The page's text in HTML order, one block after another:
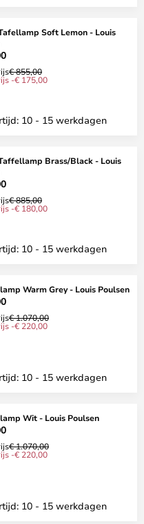
Soft Lemon - Louis
€ 855,00
-€ 175,00
10 - 15 werkdagen
Brass/Black - Louis
€ 885,00
-€ 180,00
10 - 15 werkdagen
Warm Grey - Louis Poulsen
€ 1.070,00
-€ 220,00
10 - 15 werkdagen
Wit - Louis Poulsen
€ 1.070,00
-€ 220,00
10 - 15 werkdagen